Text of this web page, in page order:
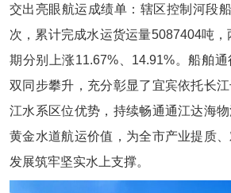
交出亮眼航运成绩单：辖区控制河段
次，累计完成水运货运量5087404吨，
期分别上涨11.67%、14.91%。船舶
双同步攀升，充分彰显了宜宾依托长
江水系区位优势，持续畅通通江达海
黄金水道航运价值，为全市产业提质
发展筑牢坚实水上支撑。